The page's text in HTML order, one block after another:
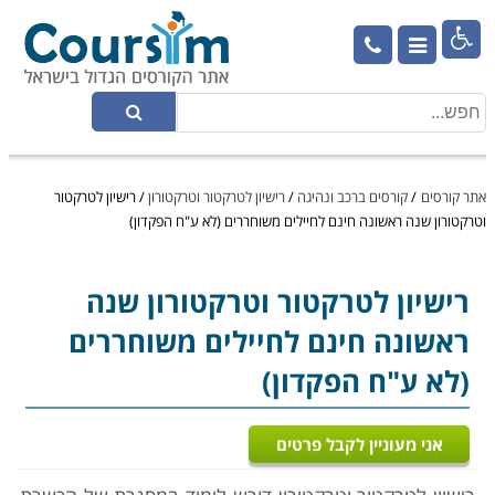

אתר קורסים /קורסים ברכב ונהיגה /רישיון לטרקטור וטרקטורון/רישיון לטרקטור
וטרקטורון שנה ראשונה חינם לחיילים משוחררים (לא ע"ח הפקדון)
רישיון לטרקטור וטרקטורון שנה
ראשונה חינם לחיילים משוחררים
(לא ע"ח הפקדון)
אני מעוניין לקבל פרטים